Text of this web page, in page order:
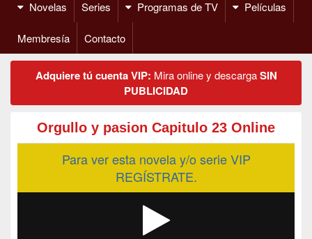
Novelas
Series Programas de TV Películas
Membresía Contacto
Adquiere tú cuenta VIP: Mira online y descargaSIN
PUBLICIDAD
Orgullo y pasion Capitulo 23 Online
Para ver esta novela y/o serie VIP
REGÍSTRATE.